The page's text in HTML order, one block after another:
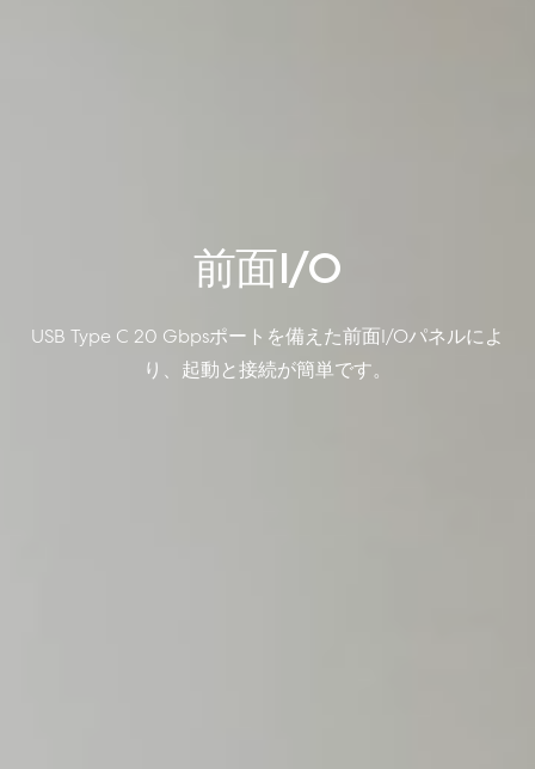
前面I/O
USB Type C 20 Gbpsポートを備えた前面I/Oパネルによ
り、起動と接続が簡単です。